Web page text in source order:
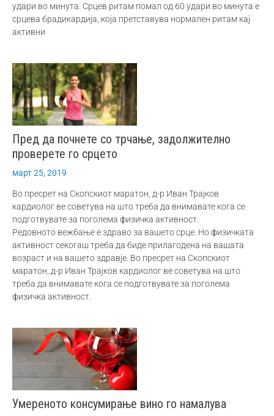
удари во минута. Срцев ритам помал од 60 удари во минута е
срцева брадикардија, кoја претставува нормален ритам кај
активни
Пред да почнете со трчање, задолжително
проверете го срцето
март 25, 2019
Во пресрет на Скопскиот маратон, д-р Иван Трајков
кардиолог ве советува на што треба да внимавате кога се
подготвувате за поголема физичка активност.
Редовното вежбање е здраво за вашето срце. Но физичката
активност секогаш треба да биде прилагодена на вашата
возраст и на вашето здравје. Во пресрет на Скопскиот
маратон, д-р Иван Трајков кардиолог ве советува на што
треба да внимавате кога се подготвувате за поголема
физичка активност.
Умереното консумирање вино го намалува